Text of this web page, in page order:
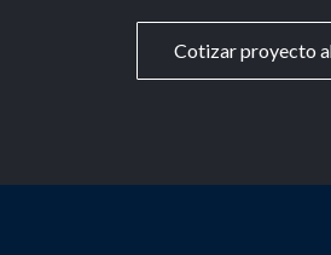
Cotizar proyecto